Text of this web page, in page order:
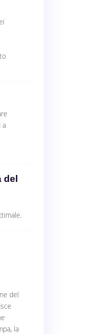
a
del
del
la